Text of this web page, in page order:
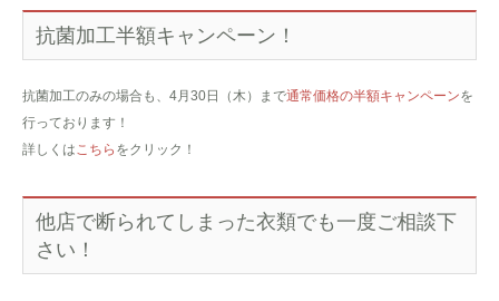
抗菌加工半額キャンペーン！
抗菌加工のみの場合も、 4月30日（木）まで通常価格の半額キャンペーンを
行っております！
詳しくはこちら をクリック！
他店で断られてしまった衣類でも一度ご相談下
さい！